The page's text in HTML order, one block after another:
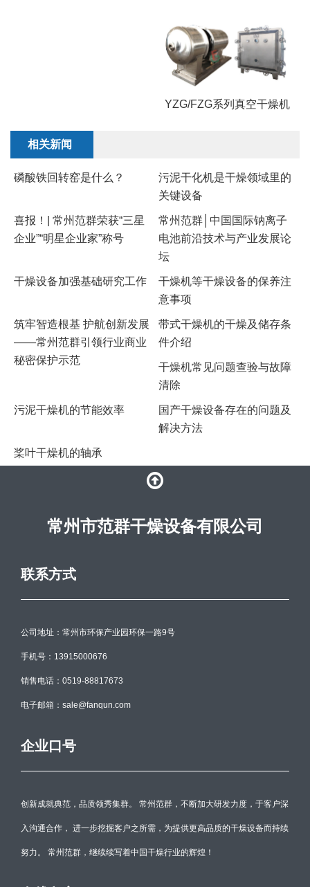
YZG/FZG系列真空干燥机
相关新闻
磷酸铁回转窑是什么？
污泥干化机是干燥领域里的
关键设备
喜报！| 常州范群荣获“三星
企业”“明星企业家”称号
常州范群│中国国际钠离子
电池前沿技术与产业发展论
坛
干燥设备加强基础研究工作
干燥机等干燥设备的保养注
意事项
筑牢智造根基 护航创新发展
——常州范群引领行业商业
秘密保护示范
带式干燥机的干燥及储存条
件介绍
干燥机常见问题查验与故障
清除
​污泥干燥机的节能效率
国产干燥设备存在的问题及
解决方法
桨叶干燥机的轴承
常州市范群干燥设备有限公司
联系方式
公司地址：常州市环保产业园环保一路9号
手机号：13915000676
销售电话：0519-88817673
电子邮箱：sale@fanqun.com
企业口号
创新成就典范，品质领秀集群。 常州范群，不断加大研发力度，于客户深
入沟通合作， 进一步挖掘客户之所需，为提供更高品质的干燥设备而持续
努力。 常州范群，继续续写着中国干燥行业的辉煌！